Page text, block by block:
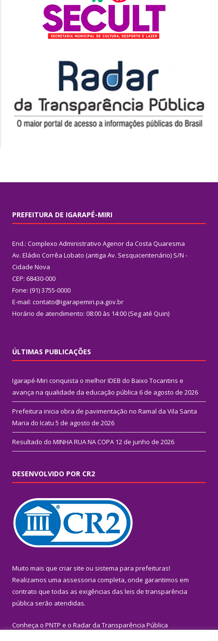
PREFEITURA DE IGARAPÉ-MIRI
End.: Complexo Administrativo Agenor da Costa Quaresma
Av. Eládio Corrêa Lobato (antiga Av. Sesquicentenário) S/N -
Cidade Nova
CEP: 68430-000
Fone: (91) 3755-0000
E-mail: contato@igarapemiri.pa.gov.br
Horário de atendimento: 08:00 às 14:00 (Seg até Quin)
ÚLTIMAS PUBLICAÇÕES
Igarapé-Miri conquista o melhor IDEB do Baixo Tocantins e
avança na qualidade da educação pública 6 de agosto de 2026
Prefeitura inicia obra de pavimentação no Ramal da Vila Santa
Maria do Icatu 5 de agosto de 2026
Resultado do MINHA RUA NA COPA 12 de junho de 2026
DESENVOLVIDO POR CR2
Muito mais que criar site ou sistema para prefeituras!
Realizamos uma assessoria completa, onde garantimos em
contrato que todas as exigências das leis de transparência
pública serão atendidas.
Conheça o PNTP e o Radar da Transparência Pública